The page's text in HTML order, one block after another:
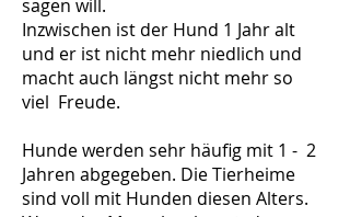
sagen will.
Inzwischen ist der Hund 1 Jahr alt
und er ist nicht mehr niedlich und
macht auch längst nicht mehr so
viel Freude.
Hunde werden sehr häufig mit 1 - 2
Jahren abgegeben. Die Tierheime
sind voll mit Hunden diesen Alters.